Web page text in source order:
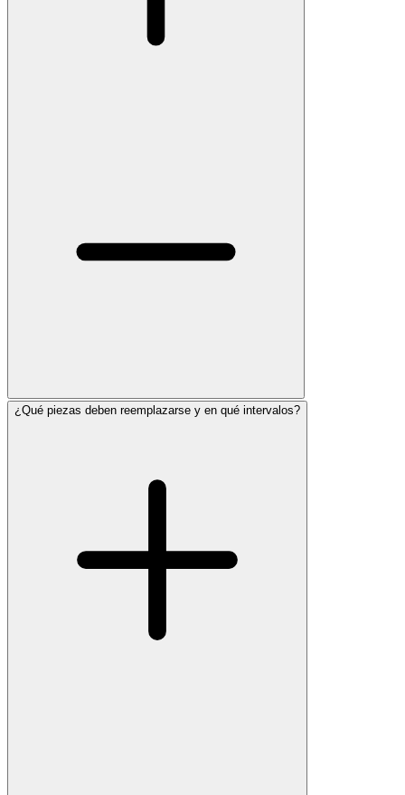
¿Qué piezas deben reemplazarse y en qué intervalos?